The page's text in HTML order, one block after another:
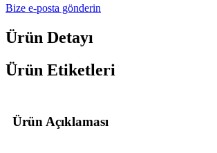
Bize e-posta gönderin
Ürün Detayı
Ürün Etiketleri
Ürün Açıklaması